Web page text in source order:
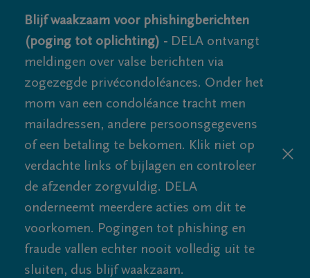
Blijf waakzaam voor phishingberichten
(poging tot oplichting) - DELA ontvangt
meldingen over valse berichten via
zogezegde privécondoléances. Onder het
mom van een condoléance tracht men
mailadressen, andere persoonsgegevens
of een betaling te bekomen. Klik niet op
verdachte links of bijlagen en controleer
de afzender zorgvuldig. DELA
onderneemt meerdere acties om dit te
voorkomen. Pogingen tot phishing en
fraude vallen echter nooit volledig uit te
sluiten, dus blijf waakzaam.